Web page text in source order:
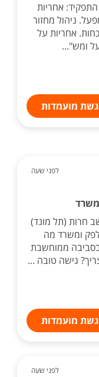
אחריות
ניהול מחזור
אחריות על
ומש"...
מועמדות
לפני שעה
חרות (תל מונד)
ומשרד מה
בסביבה ממוחשבת
גישה טובה ...
מועמדות
לפני שעה